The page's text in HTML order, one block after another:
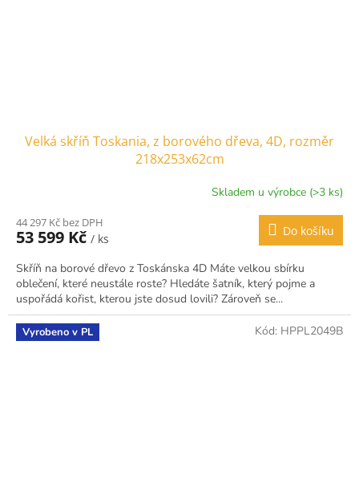
Velká skříň Toskania, z borového dřeva, 4D, rozměr
218x253x62cm
Skladem u výrobce (>3 ks)
44 297 Kč bez DPH
53 599 Kč / ks
Do košíku
Skříň na borové dřevo z Toskánska 4D Máte velkou sbírku
oblečení, které neustále roste? Hledáte šatník, který pojme a
uspořádá kořist, kterou jste dosud lovili? Zároveň se...
Vyrobeno v PL Kód: HPPL2049B